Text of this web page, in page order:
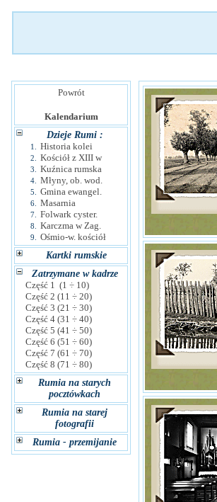
Powrót
Kalendarium
Dzieje Rumi :
1. Historia kolei
2. Kościół z XIII w
3. Kuźnica rumska
4. Młyny, ob. wod.
5. Gmina ewangel.
6. Masarnia
7. Folwark cyster.
8. Karczma w Zag.
9.
Ośmio-w. kościół
Kartki rumskie
Zatrzymane w kadrze
Część 1 (1 ÷ 10)
Część 2 (11 ÷ 20)
Część 3 (21 ÷ 30)
Część 4 (31 ÷ 40)
Część 5 (41 ÷ 50)
Część 6 (51 ÷ 60)
Część 7 (61 ÷ 70)
Część 8 (71 ÷ 80)
Rumia na starych
pocztówkach
Rumia na starej
fotografii
Rumia - przemijanie